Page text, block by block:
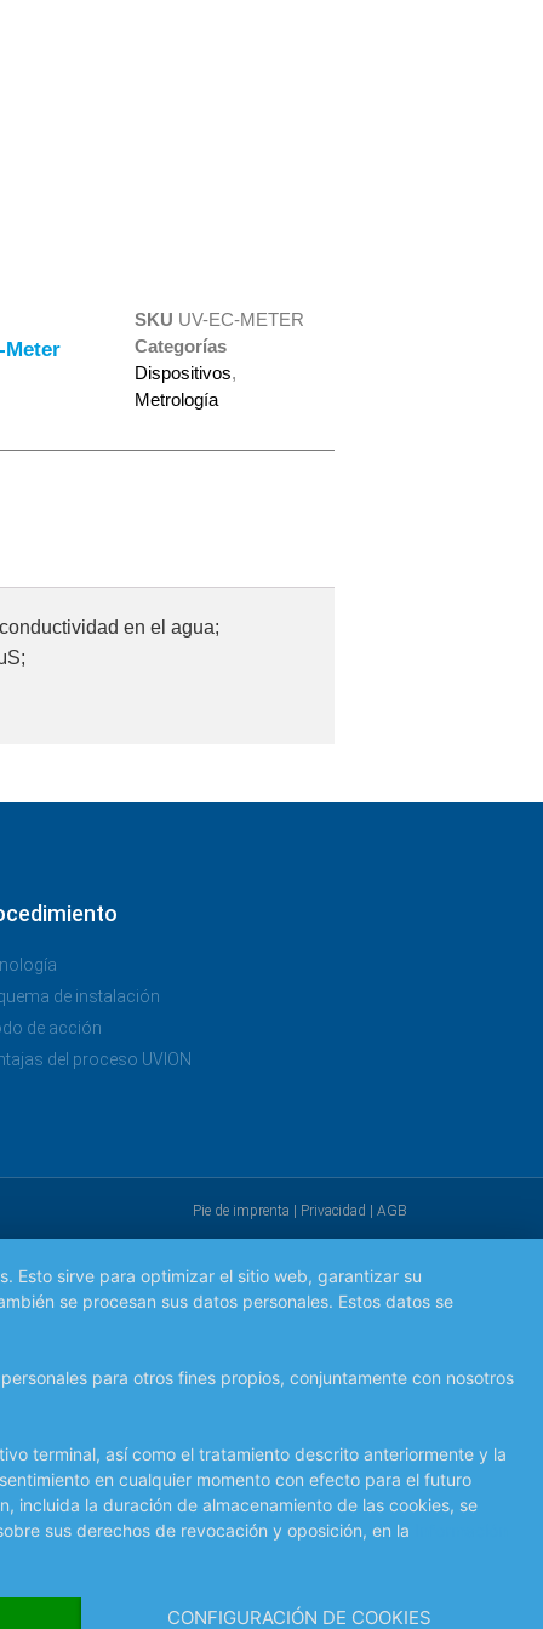
Meter
SKU UV-EC-METER
Categorías
Dispositivos,
Metrología
en el agua;
de instalación
de acción
del proceso UVION
Pie de imprenta Privacidad AGB
Esto sirve para optimizar el sitio web, garantizar su
se procesan sus datos personales. Estos datos se
para otros fines propios, conjuntamente con nosotros
terminal, así como el tratamiento descrito anteriormente y la
en cualquier momento con efecto para el futuro
incluida la duración de almacenamiento de las cookies, se
sus derechos de revocación y oposición, en la
CONFIGURACIÓN DE COOKIES